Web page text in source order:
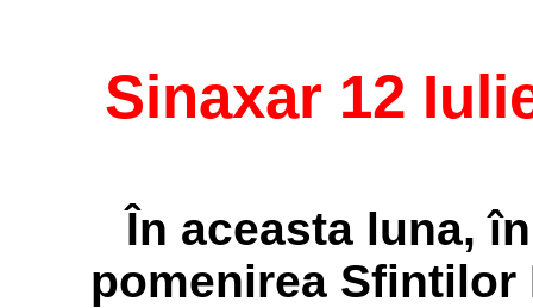
Sinaxar 12
În aceasta luna,
pomenirea